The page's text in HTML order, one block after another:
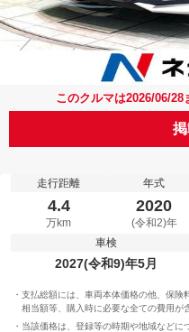
このクルマは2026/06/28
走行距離
4.4
万km
年式
2020
(令和2)年
車検
2027(令和9)年5月
支払総額には、車両本体価格の他、保険
相当額等、購入時に必要な全ての費用が
当該価格は、登録等の時期や地域などに